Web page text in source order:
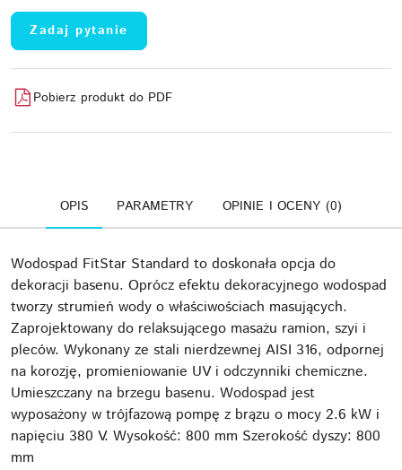
Zadaj pytanie
Pobierz produkt do PDF
OPIS PARAMETRY OPINIE I OCENY (0)
Wodospad FitStar Standard to doskonała opcja do
dekoracji basenu. Oprócz efektu dekoracyjnego wodospad
tworzy strumień wody o właściwościach masujących.
Zaprojektowany do relaksującego masażu ramion, szyi i
pleców. Wykonany ze stali nierdzewnej AISI 316, odpornej
na korozję, promieniowanie UV i odczynniki chemiczne.
Umieszczany na brzegu basenu. Wodospad jest
wyposażony w trójfazową pompę z brązu o mocy 2.6 kW i
napięciu 380 V. Wysokość: 800 mm Szerokość dyszy: 800
mm